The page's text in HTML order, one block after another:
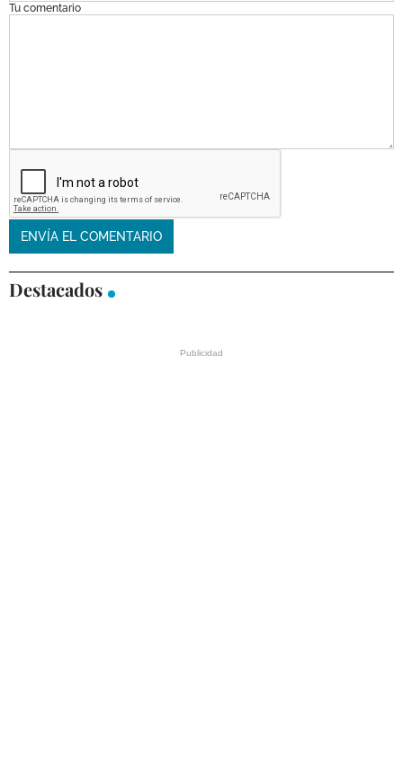
Tu comentario
Destacados